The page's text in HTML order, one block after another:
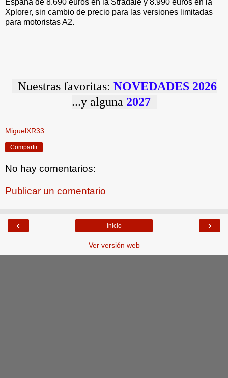
Xplorer, sin cambio de precio para las versiones limitadas
para motoristas A2.
Nuestras favoritas: NOVEDADES 2026
...y alguna 2027
MiguelXR33
Compartir
No hay comentarios:
Publicar un comentario
‹ ›
Inicio
Ver versión web